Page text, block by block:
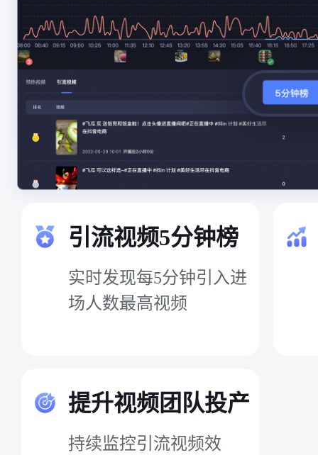
引流视频5分钟榜
实时发现每5分钟引入进
场人数最高视频
提升视频团队投产
持续监控引流视频效